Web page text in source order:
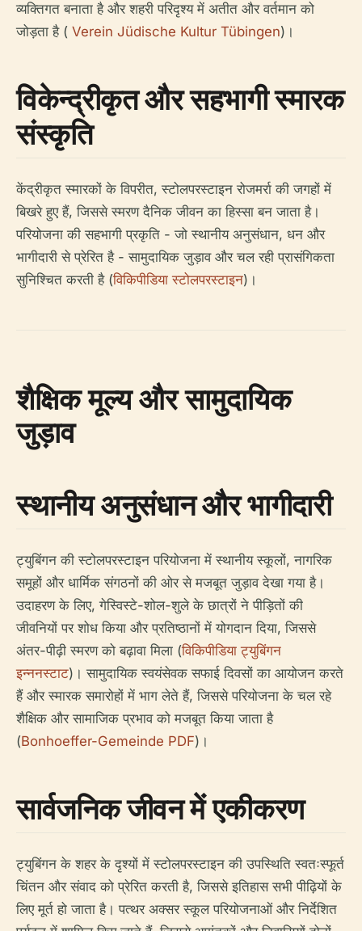
व्यक्तिगत बनाता है और शहरी परिदृश्य में अतीत और वर्तमान को
जोड़ता है ( Verein Jüdische Kultur Tübingen)।
विकेन्द्रीकृत और सहभागी स्मारक
संस्कृति
केंद्रीकृत स्मारकों के विपरीत, स्टोलपरस्टाइन रोजमर्रा की जगहों में
बिखरे हुए हैं, जिससे स्मरण दैनिक जीवन का हिस्सा बन जाता है।
परियोजना की सहभागी प्रकृति - जो स्थानीय अनुसंधान, धन और
भागीदारी से प्रेरित है - सामुदायिक जुड़ाव और चल रही प्रासंगिकता
सुनिश्चित करती है (विकिपीडिया स्टोलपरस्टाइन)।
शैक्षिक मूल्य और सामुदायिक
जुड़ाव
स्थानीय अनुसंधान और भागीदारी
ट्युबिंगन की स्टोलपरस्टाइन परियोजना में स्थानीय स्कूलों, नागरिक
समूहों और धार्मिक संगठनों की ओर से मजबूत जुड़ाव देखा गया है।
उदाहरण के लिए, गेस्विस्टे-शोल-शुले के छात्रों ने पीड़ितों की
जीवनियों पर शोध किया और प्रतिष्ठानों में योगदान दिया, जिससे
अंतर-पीढ़ी स्मरण को बढ़ावा मिला (विकिपीडिया ट्युबिंगन
इन्ननस्टाट)। सामुदायिक स्वयंसेवक सफाई दिवसों का आयोजन करते
हैं और स्मारक समारोहों में भाग लेते हैं, जिससे परियोजना के चल रहे
शैक्षिक और सामाजिक प्रभाव को मजबूत किया जाता है
(Bonhoeffer-Gemeinde PDF)।
सार्वजनिक जीवन में एकीकरण
ट्युबिंगन के शहर के दृश्यों में स्टोलपरस्टाइन की उपस्थिति स्वतःस्फूर्त
चिंतन और संवाद को प्रेरित करती है, जिससे इतिहास सभी पीढ़ियों के
लिए मूर्त हो जाता है। पत्थर अक्सर स्कूल परियोजनाओं और निर्देशित